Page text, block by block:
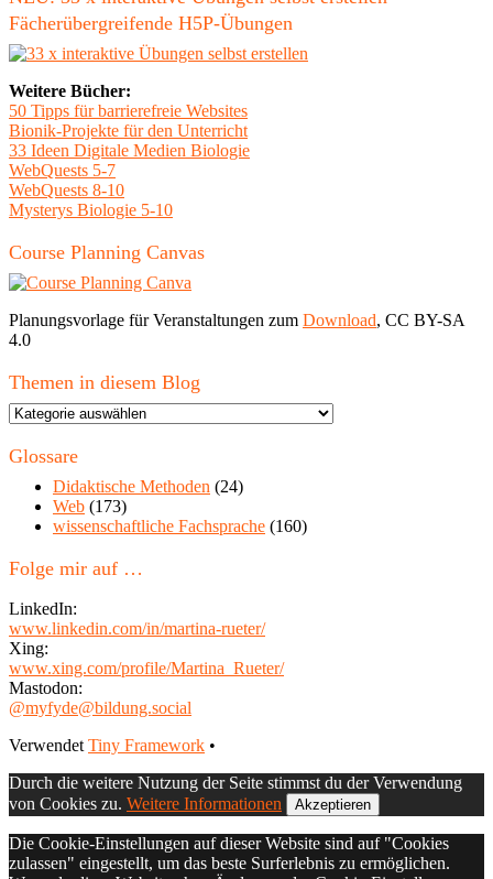
Fächerübergreifende H5P-Übungen
Weitere Bücher:
50 Tipps für barrierefreie Websites
Bionik-Projekte für den Unterricht
33 Ideen Digitale Medien Biologie
WebQuests 5-7
WebQuests 8-10
Mysterys Biologie 5-10
Course Planning Canvas
Planungsvorlage für Veranstaltungen zum Download, CC BY-SA
4.0
Themen in diesem Blog
Themen
diesem
Glossare
Didaktische Methoden (24)
Web (173)
wissenschaftliche Fachsprache (160)
Folge mir auf …
LinkedIn:
www.linkedin.com/in/martina-rueter/
Xing:
www.xing.com/profile/Martina_Rueter/
Mastodon:
@myfyde@bildung.social
Footer
Inhalt
Verwendet Tiny Framework •
Durch die weitere Nutzung der Seite stimmst du der Verwendung
von Cookies zu. Weitere Informationen Akzeptieren
Die Cookie-Einstellungen auf dieser Website sind auf "Cookies
zulassen" eingestellt, um das beste Surferlebnis zu ermöglichen.